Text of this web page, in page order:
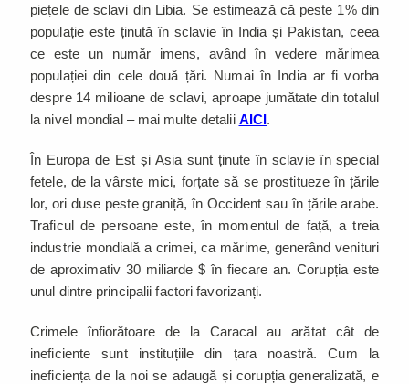
piețele de sclavi din Libia. Se estimează că peste 1% din
populație este ținută în sclavie în India și Pakistan, ceea
ce este un număr imens, având în vedere mărimea
populației din cele două țări. Numai în India ar fi vorba
despre 14 milioane de sclavi, aproape jumătate din totalul
la nivel mondial – mai multe detalii AICI.
În Europa de Est și Asia sunt ținute în sclavie în special
fetele, de la vârste mici, forțate să se prostitueze în țările
lor, ori duse peste graniță, în Occident sau în țările arabe.
Traficul de persoane este, în momentul de față, a treia
industrie mondială a crimei, ca mărime, generând venituri
de aproximativ 30 miliarde $ în fiecare an. Corupția este
unul dintre principalii factori favorizanți.
Crimele înfiorătoare de la Caracal au arătat cât de
ineficiente sunt instituțiile din țara noastră. Cum la
ineficiența de la noi se adaugă și corupția generalizată, e